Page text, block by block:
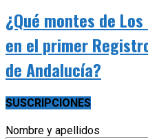
¿Qué montes de
en el primer
de Andalucía?
SUSCRIPCIONES
Nombre y apellidos